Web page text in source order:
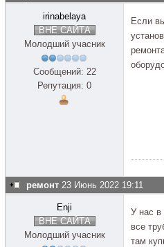
irinabelaya
ВНЕ САЙТА
Молодший учасник
Сообщений: 22
Репутация: 0
Если
ремонт 23 Июнь 2022 19:11
Enji
ВНЕ САЙТА
Молодший учасник
У нас в
все
там